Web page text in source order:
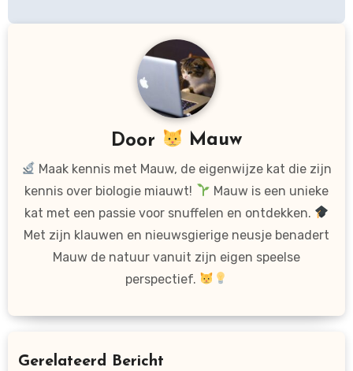
Door Mauw
Maak kennis met Mauw, de eigenwijze kat die zijn
kennis over biologie miauwt!
Mauw is een unieke
kat met een passie voor snuffelen en ontdekken.
Met zijn klauwen en nieuwsgierige neusje benadert
Mauw de natuur vanuit zijn eigen speelse
perspectief.
Gerelateerd Bericht